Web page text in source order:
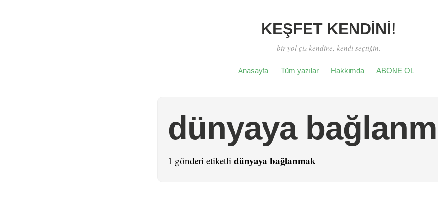
KEŞFET KENDİNİ!
bir yol çiz kendine, kendi seçtiğin.
Anasayfa Tüm yazılar Hakkımda ABONE OL
dünyaya
1 gönderi etiketli dünyaya bağlanmak